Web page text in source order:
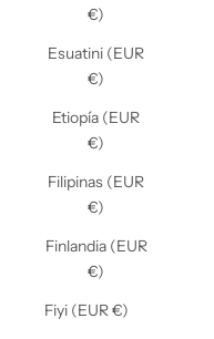
€)
Esuatini (EUR
€)
Etiopía (EUR
€)
Filipinas (EUR
€)
Finlandia (EUR
€)
Fiyi (EUR €)